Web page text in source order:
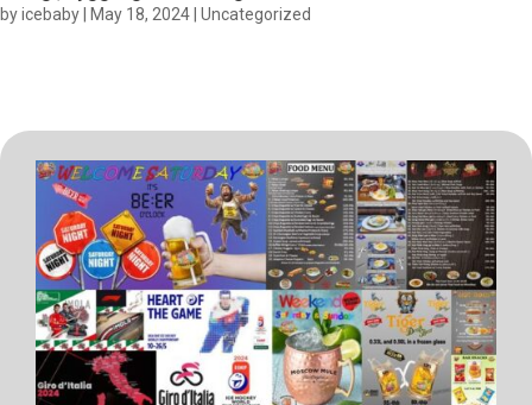
byicebaby| May 18, 2024| Uncategorized